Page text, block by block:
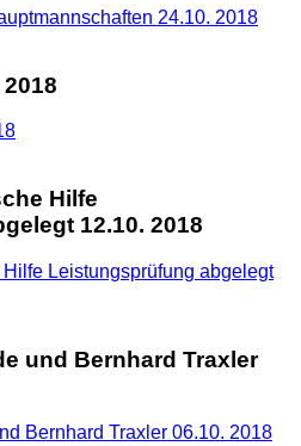
Hilfe
12.10. 2018
und Bernhard Traxler